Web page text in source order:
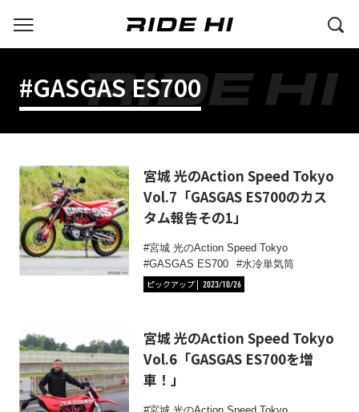
#GASGAS ES700
宮城 光のAction Speed Tokyo
Vol.7「GASGAS ES700のカス
タム報告その1」
宮城 光のAction Speed Tokyo
GASGAS ES700
水冷単気筒
ピックアップ
2023/10/26
宮城 光のAction Speed Tokyo
Vol.6「GASGAS ES700を増
車！」